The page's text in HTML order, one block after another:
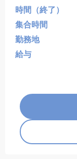
時間（終了）
集合時間
勤務地
給与